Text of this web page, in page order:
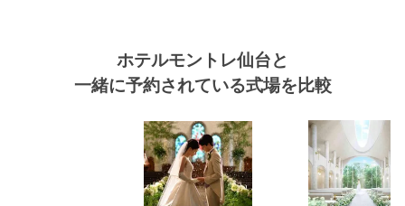
ホテルモントレ仙台と
一緒に予約されている式場を比較